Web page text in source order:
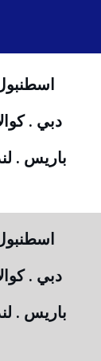
دبي .
باريس .
دبي .
باريس .